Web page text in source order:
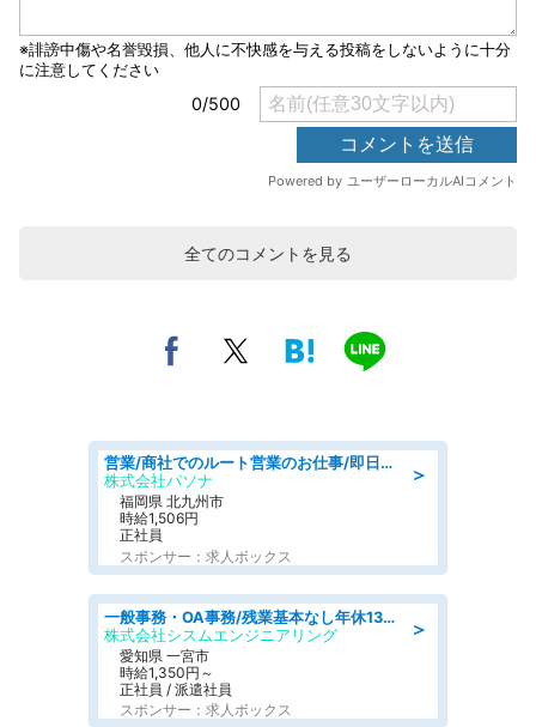
全てのコメントを見る
＞
営業/商社でのルート営業のお仕事/即日勤務可/車通勤可/営業
株式会社パソナ
福岡県 北九州市
時給1,506円
正社員
スポンサー：求人ボックス
＞
一般事務・OA事務/残業基本なし年休130日社保完備の一般・調達事務
株式会社シスムエンジニアリング
愛知県 一宮市
時給1,350円～
正社員 / 派遣社員
スポンサー：求人ボックス